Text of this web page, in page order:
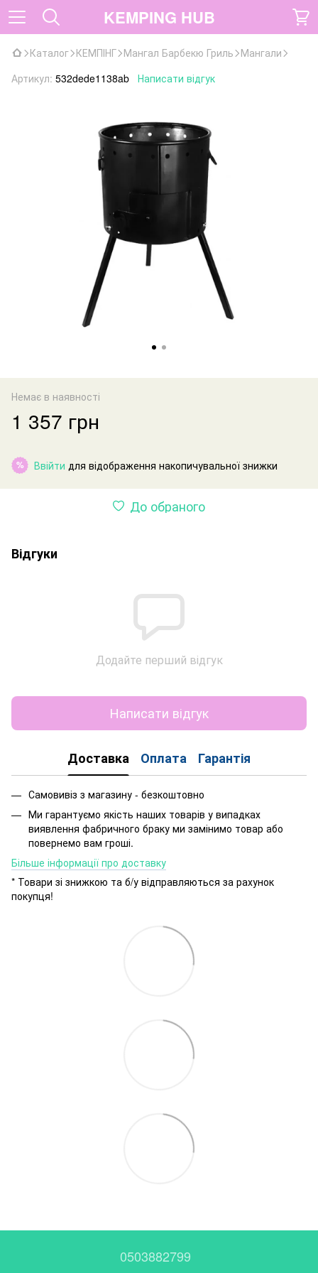
KEMPING HUB
Каталог КЕМПІНГ Мангал Барбекю Гриль Мангали
Артикул: 532dede1138ab Написати відгук
Немає в наявності
1 357 грн
% Ввійти для відображення накопичувальної знижки
До обраного
Відгуки
Додайте перший відгук
Написати відгук
Доставка Оплата Гарантія
Самовивіз з магазину - безкоштовно
Ми гарантуємо якість наших товарів у випадках
виявлення фабричного браку ми замінимо товар або
повернемо вам гроші.
Більше інформації про доставку
* Товари зі знижкою та б/у відправляються за рахунок
покупця!
0503882799